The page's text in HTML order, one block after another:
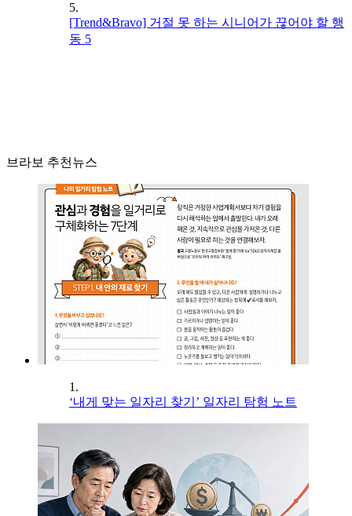
5.
[Trend&Bravo] 거절 못 하는 시니어가 끊어야 할 행
동 5
브라보 추천뉴스
1.
‘내게 맞는 일자리 찾기’ 일자리 탐험 노트